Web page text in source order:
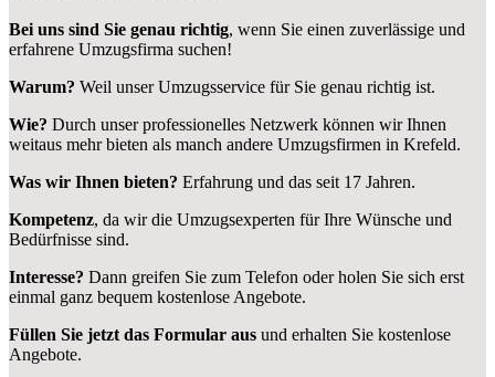
Bei uns sind Sie genau richtig, wenn Sie einen zuverlässige und
erfahrene Umzugsfirma suchen!
Warum? Weil unser Umzugsservice für Sie genau richtig ist.
Wie? Durch unser professionelles Netzwerk können wir Ihnen
weitaus mehr bieten als manch andere Umzugsfirmen in Krefeld.
Was wir Ihnen bieten? Erfahrung und das seit 17 Jahren.
Kompetenz, da wir die Umzugsexperten für Ihre Wünsche und
Bedürfnisse sind.
Interesse? Dann greifen Sie zum Telefon oder holen Sie sich erst
einmal ganz bequem kostenlose Angebote.
Füllen Sie jetzt das Formular aus und erhalten Sie kostenlose
Angebote.